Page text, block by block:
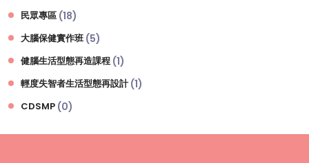
民眾專區 (18)
大腦保健實作班 (5)
健腦生活型態再造課程(1)
輕度失智者生活型態再設計(1)
CDSMP (0)